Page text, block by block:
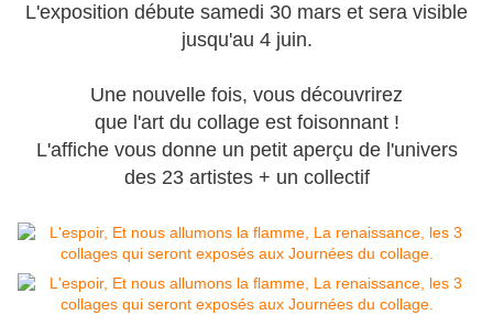
L'exposition débute samedi 30 mars et sera visible
jusqu'au 4 juin.
Une nouvelle fois, vous découvrirez
que l'art du collage est foisonnant !
L'affiche vous donne un petit aperçu de l'univers
des 23 artistes + un collectif